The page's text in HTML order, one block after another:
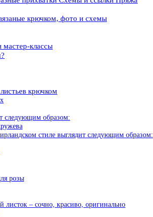
крючком, фото и схемы
классы
крючком
следующим образом:
стиле выглядит следующим образом:
розы
– сочно, красиво, оригинально